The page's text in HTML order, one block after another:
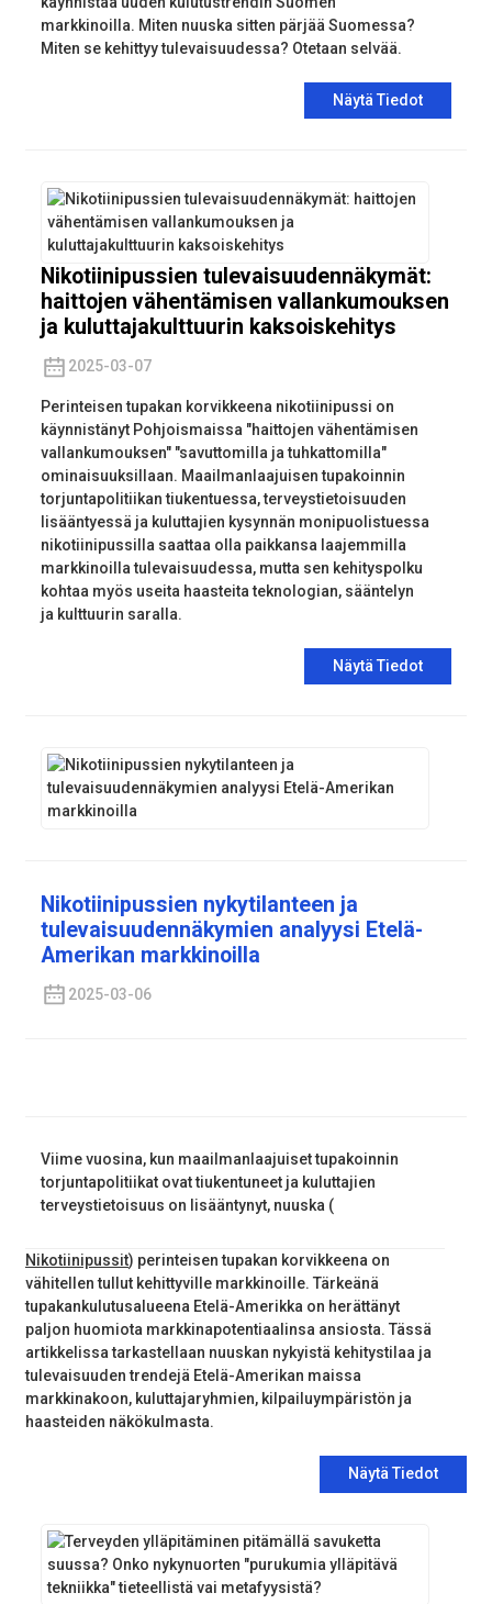
markkinoilla. Miten nuuska sitten pärjää Suomessa?
Miten se kehittyy tulevaisuudessa? Otetaan selvää.
Näytä Tiedot
Nikotiinipussien tulevaisuudennäkymät:
haittojen vähentämisen vallankumouksen
ja kuluttajakulttuurin kaksoiskehitys
2025-03-07
Perinteisen tupakan korvikkeena nikotiinipussi on
käynnistänyt Pohjoismaissa "haittojen vähentämisen
vallankumouksen" "savuttomilla ja tuhkattomilla"
ominaisuuksillaan. Maailmanlaajuisen tupakoinnin
torjuntapolitiikan tiukentuessa, terveystietoisuuden
lisääntyessä ja kuluttajien kysynnän monipuolistuessa
nikotiinipussilla saattaa olla paikkansa laajemmilla
markkinoilla tulevaisuudessa, mutta sen kehityspolku
kohtaa myös useita haasteita teknologian, sääntelyn
ja kulttuurin saralla.
Näytä Tiedot
Nikotiinipussien nykytilanteen ja
tulevaisuudennäkymien analyysi Etelä-
Amerikan markkinoilla
2025-03-06
Viime vuosina, kun maailmanlaajuiset tupakoinnin
torjuntapolitiikat ovat tiukentuneet ja kuluttajien
terveystietoisuus on lisääntynyt, nuuska (
Nikotiinipussit) perinteisen tupakan korvikkeena on
vähitellen tullut kehittyville markkinoille. Tärkeänä
tupakankulutusalueena Etelä-Amerikka on herättänyt
paljon huomiota markkinapotentiaalinsa ansiosta. Tässä
artikkelissa tarkastellaan nuuskan nykyistä kehitystilaa ja
tulevaisuuden trendejä Etelä-Amerikan maissa
markkinakoon, kuluttajaryhmien, kilpailuympäristön ja
haasteiden näkökulmasta.
Näytä Tiedot